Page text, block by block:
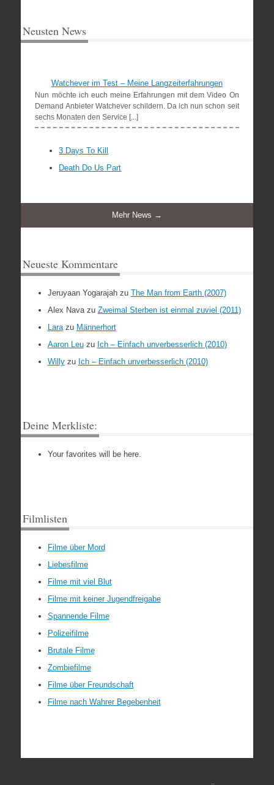
Neusten News
Watchever im Test – Meine Langzeiterfahrungen
Nun möchte ich euch meine Erfahrungen mit dem Video On
Demand Anbieter Watchever schildern. Da ich nun schon seit
sechs Monaten den Service [...]
3 Days To Kill
Death Do Us Part
Mehr News →
Neueste Kommentare
Jeruyaan Yogarajahzu The Man from Earth (2007)
Alex Navazu Zweimal Sterben ist einmal zuviel (2011)
Larazu Männerhort
Aaron Leuzu Ich – Einfach unverbesserlich (2010)
Willyzu Ich – Einfach unverbesserlich (2010)
Deine Merkliste:
Your favorites will be here.
Filmlisten
Filme über Mord
Liebesfilme
Filme mit viel Blut
Filme mit keiner Jugendfreigabe
Spannende Filme
Polizeifilme
Brutale Filme
Zombiefilme
Filme über Freundschaft
Filme nach Wahrer Begebenheit